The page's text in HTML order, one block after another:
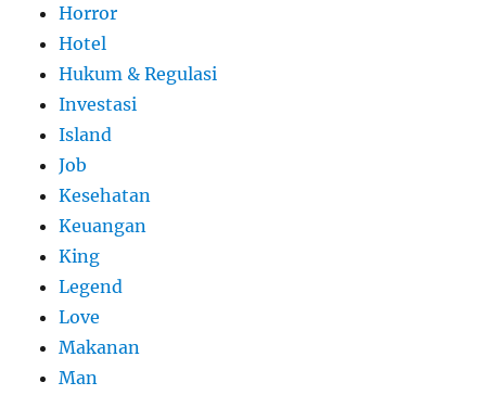
Horror
Hotel
Hukum & Regulasi
Investasi
Island
Job
Kesehatan
Keuangan
King
Legend
Love
Makanan
Man